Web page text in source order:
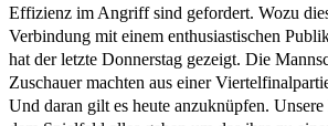
Effizienz im Angriff sind gefordert. Wozu
Verbindung mit einem enthusiastischen
hat der letzte Donnerstag gezeigt. Die
Zuschauer machten aus einer
Und daran gilt es heute anzuknüpfen.